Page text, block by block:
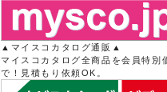
▲マイスコカタログ通販▲
マイスコカタログ全商品を会員特別
で！見積もり依頼OK。